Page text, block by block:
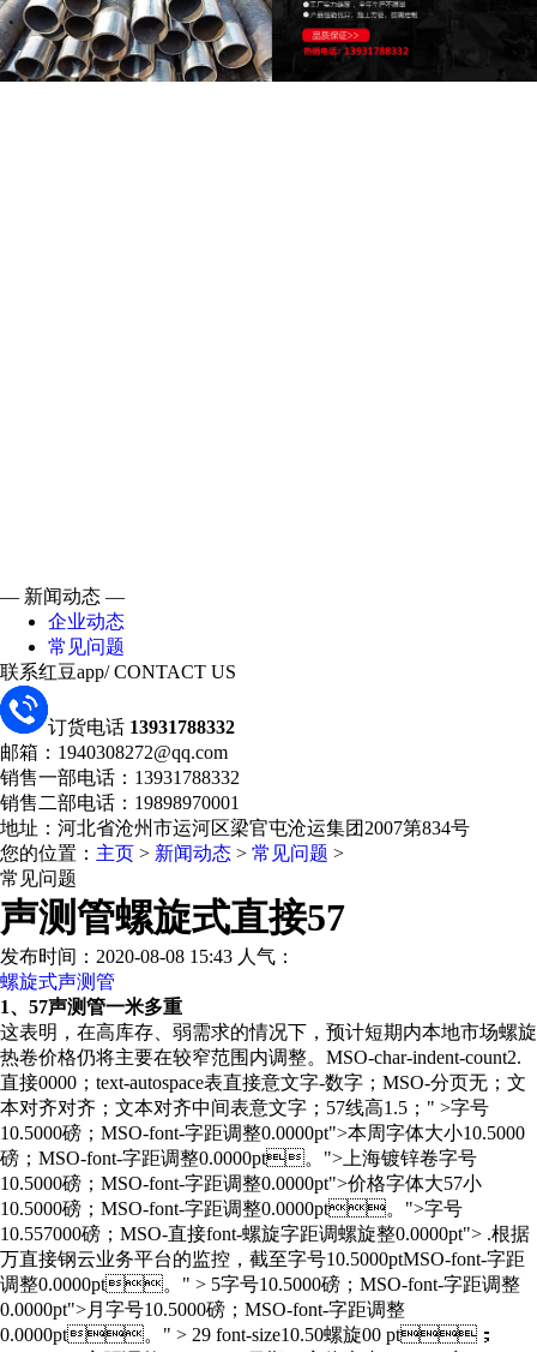
— 新闻动态 —
企业动态
常见问题
联系红豆app/ CONTACT US
订货电话 13931788332
邮箱：1940308272@qq.com
销售一部电话：13931788332
销售二部电话：19898970001
地址：河北省沧州市运河区梁官屯沧运集团2007第834号
您的位置： 主页 > 新闻动态 > 常见问题 >
常见问题
声测管螺旋式直接57
发布时间：2020-08-08 15:43 人气：
螺旋式声测管
1、57声测管一米多重
这表明，在高库存、弱需求的情况下，预计短期内本地市场螺旋
热卷价格仍将主要在较窄范围内调整。MSO-char-indent-count2.
直接0000；text-autospace表直接意文字-数字；MSO-分页无；文
本对齐对齐；文本对齐中间表意文字；57线高1.5；" >字号
10.5000磅；MSO-font-字距调整0.0000pt">本周字体大小10.5000
磅；MSO-font-字距调整0.0000pt。">上海镀锌卷字号
10.5000磅；MSO-font-字距调整0.0000pt">价格字体大57小
10.5000磅；MSO-font-字距调整0.0000pt。">字号
10.557000磅；MSO-直接font-螺旋字距调螺旋整0.0000pt"> .根据
万直接钢云业务平台的监控，截至字号10.5000ptMSO-font-字距
调整0.0000pt。" > 5字号10.5000磅；MSO-font-字距调整
0.0000pt">月字号10.5000磅；MSO-font-字距调整
0.0000pt。" > 29 font-size10.50螺旋00 pt；